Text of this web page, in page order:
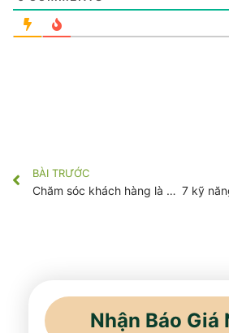
BÀI TRƯỚC
Chăm sóc khách hàng là gì? 10 kỹ năng chăm sóc khách hàng cần có ở nhân viên chăm sóc khách hàng
Nhận Báo Giá